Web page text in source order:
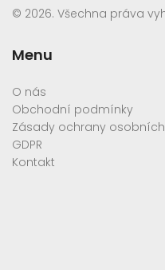
© 2026. Všechna práva
Menu
O nás
Obchodní podmínky
Zásady ochrany
GDPR
Kontakt